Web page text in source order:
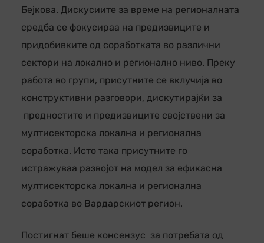
Бејкова. Дискусиите за време на регионалната
средба се фокусираа на предизвиците и
придобивките од соработката во различни
сектори на локално и регионално ниво. Преку
работа во групи, присутните се вклучија во
конструктивни разговори, дискутирајќи за
предностите и предизвиците својствени за
мултисекторска локална и регионална
соработка. Исто така присутните го
истражуваа развојот на модел за ефикасна
мултисекторска локална и регионална
соработка во Вардарскиот регион.
Постигнат беше консензус за потребата од